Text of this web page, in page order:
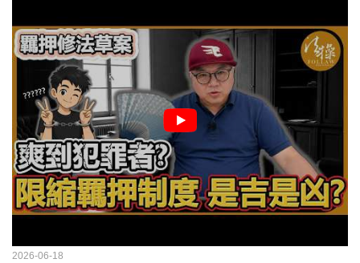
2026-06-18